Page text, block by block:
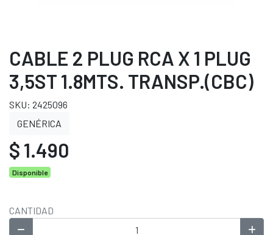
CABLE 2 PLUG RCA X 1 PLUG
3,5ST 1.8MTS. TRANSP.(CBC)
SKU: 2425096
GENÉRICA
$ 1.490
Disponible
CANTIDAD